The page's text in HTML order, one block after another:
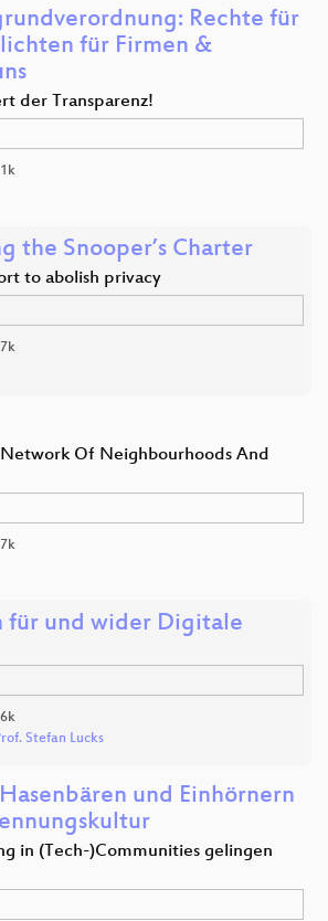
Rechte für
für Firmen &
der Transparenz!
the Snooper’s Charter
to abolish privacy
Of Neighbourhoods And
für und wider Digitale
Stefan Lucks
und Einhörnern
in (Tech-)Communities gelingen